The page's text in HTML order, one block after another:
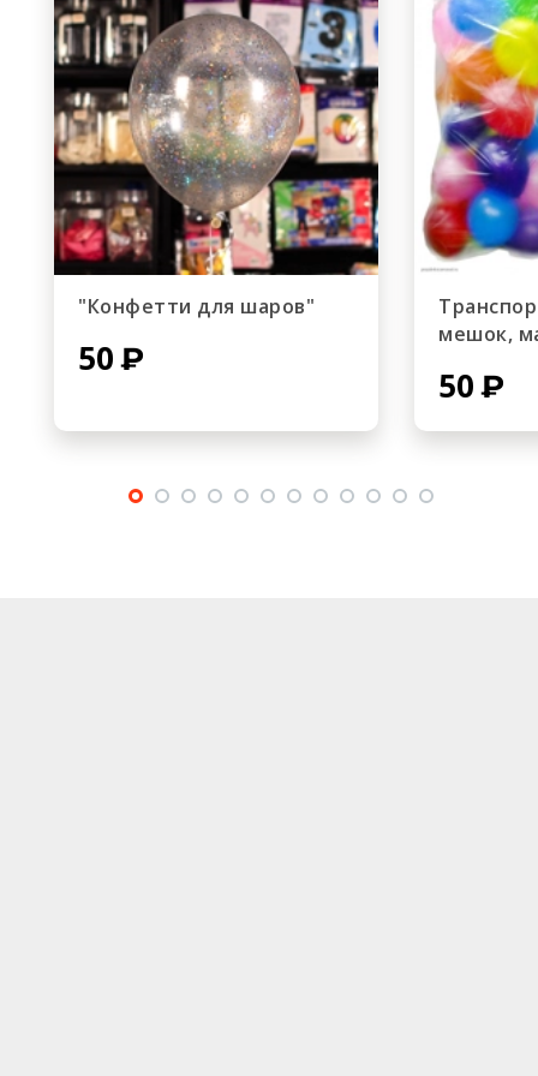
"Конфетти для шаров"
50
мешок,
50